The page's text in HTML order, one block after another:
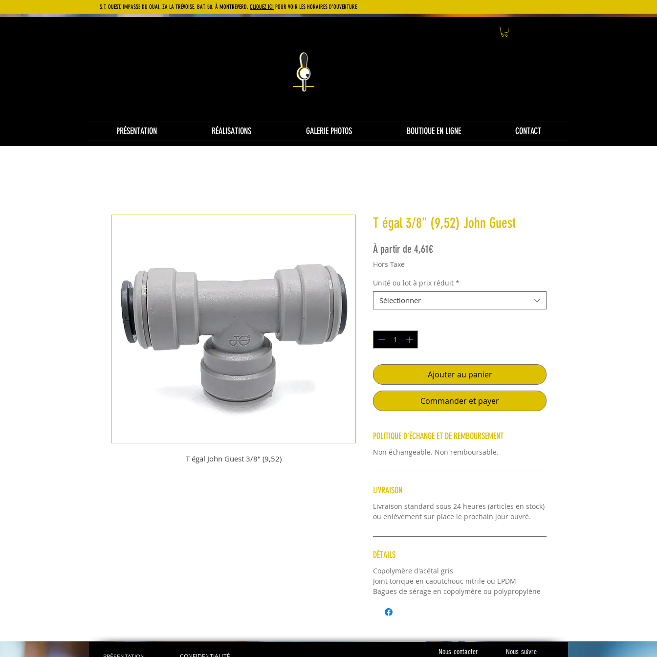
S.T. OUEST, IMPASSE DU QUAI, ZA LA TRÉVOISE, BAT. 50, À MONTREVERD. CLIQUEZ ICI POUR VOIR LES HORAIRES D'OUVERTURE
PRÉSENTATION RÉALISATIONS GALERIE PHOTOS BOUTIQUE EN LIGNE CONTACT
T égal John Guest 3/8" (9,52)
T égal 3/8" (9,52) John Guest
À partir de 4,61€Prix promotionnel
Hors Taxe
Unité ou lot à prix réduit *
Sélectionner
Ajouter au panier
Commander et payer
POLITIQUE D'ÉCHANGE ET DE REMBOURSEMENT
Non échangeable. Non remboursable.
LIVRAISON
Livraison standard sous 24 heures (articles en stock)
ou enlèvement sur place le prochain jour ouvré.
DÉTAILS
Copolymère d'acétal gris
Joint torique en caoutchouc nitrile ou EPDM
Bagues de sérage en copolymère ou polypropylène
Nous contacter Nous suivre